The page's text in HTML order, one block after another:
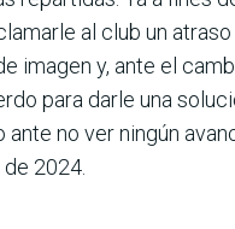
al club un
imagen y, ante el
para darle una
ante no ver ningún
de 2024.